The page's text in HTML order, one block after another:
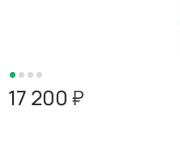
17 200